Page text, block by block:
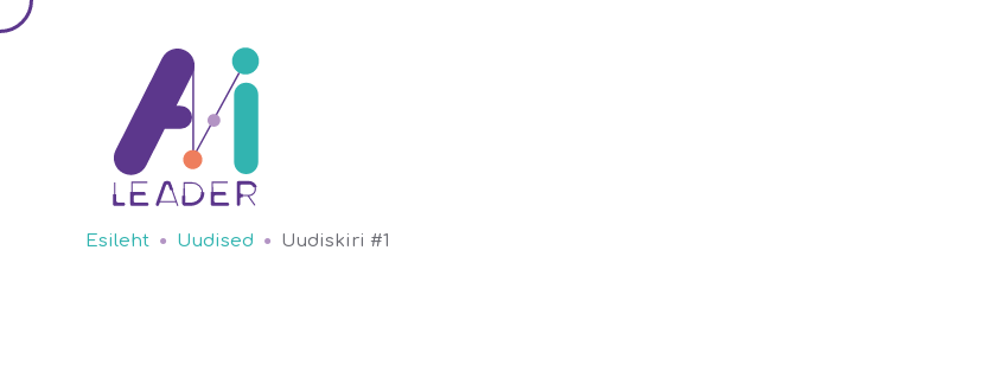
Esileht Uudised Uudiskiri #1